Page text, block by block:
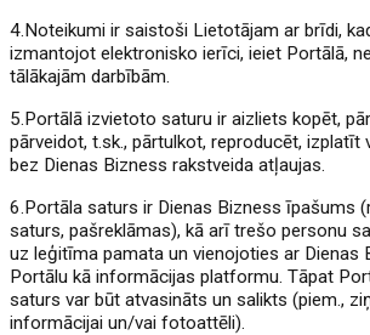
4.Noteikumi ir saistoši Lietotājam ar brīdi,
izmantojot elektronisko ierīci, ieiet Portālā,
tālākajām darbībām.
5.Portālā izvietoto saturu ir aizliets kopēt,
pārveidot, t.sk., pārtulkot, reproducēt, izplatīt
bez Dienas Bizness rakstveida atļaujas.
6.Portāla saturs ir Dienas Bizness īpašums
saturs, pašreklāmas), kā arī trešo personu
uz leģitīma pamata un vienojoties ar Dienas
Portālu kā informācijas platformu. Tāpat
saturs var būt atvasināts un salikts (piem.,
informācijai un/vai fotoattēli).